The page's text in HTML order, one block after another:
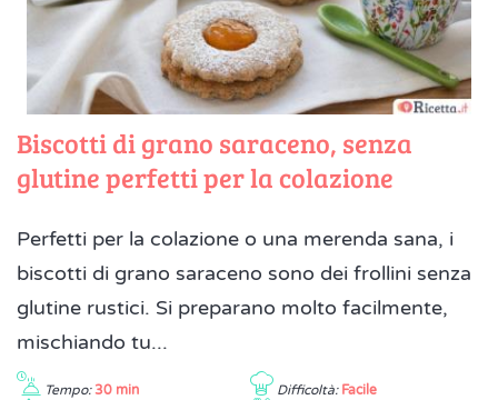
Biscotti di grano saraceno, senza
glutine perfetti per la colazione
Perfetti per la colazione o una merenda sana, i
biscotti di grano saraceno sono dei frollini senza
glutine rustici. Si preparano molto facilmente,
mischiando tu...
Tempo: 30 min Difficoltà: Facile